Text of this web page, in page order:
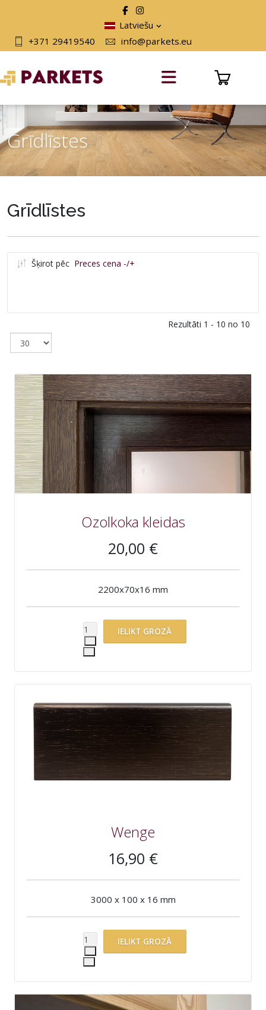
Latviešu
+371 29419540
info@parkets.eu
Grīdlīstes
Grīdlīstes
Šķirot pēc Preces cena -/+
Rezultāti 1 - 10 no 10
Ozolkoka kleidas
20,00 €
2200x70x16 mm
Wenge
16,90 €
3000 x 100 x 16 mm